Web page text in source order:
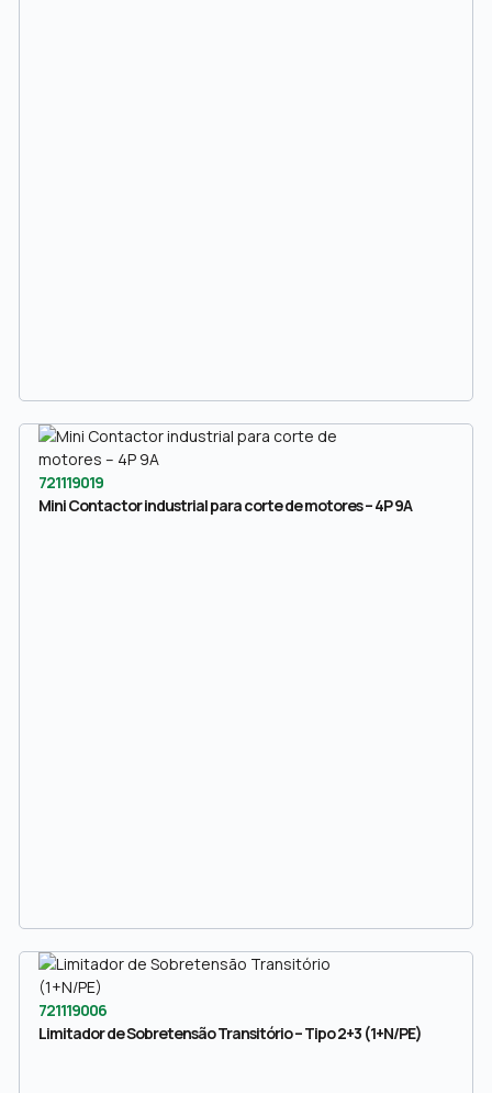
721119019
Mini Contactor industrial para corte de motores – 4P 9A
721119006
Limitador de Sobretensão Transitório – Tipo 2+3 (1+N/PE)